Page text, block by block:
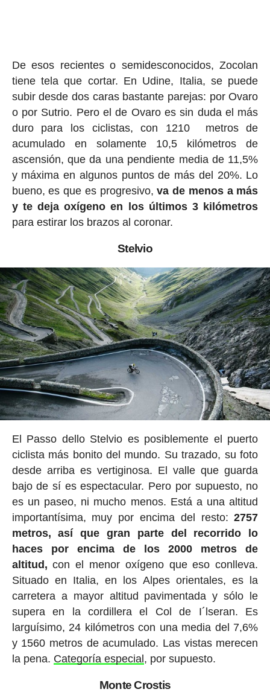
De esos recientes o semidesconocidos, Zocolan
tiene tela que cortar. En Udine, Italia, se puede
subir desde dos caras bastante parejas: por Ovaro
o por Sutrio. Pero el de Ovaro es sin duda el más
duro para los ciclistas, con 1210 metros de
acumulado en solamente 10,5 kilómetros de
ascensión, que da una pendiente media de 11,5%
y máxima en algunos puntos de más del 20%. Lo
bueno, es que es progresivo,va de menos a más
y te deja oxígeno en los últimos 3 kilómetros
para estirar los brazos al coronar.
Stelvio
El Passo dello Stelvio es posiblemente el puerto
ciclista más bonito del mundo. Su trazado, su foto
desde arriba es vertiginosa. El valle que guarda
bajo de sí es espectacular. Pero por supuesto, no
es un paseo, ni mucho menos. Está a una altitud
importantísima, muy por encima del resto:2757
metros, así que gran parte del recorrido lo
haces por encima de los 2000 metros de
altitud, con el menor oxígeno que eso conlleva.
Situado en Italia, en los Alpes orientales, es la
carretera a mayor altitud pavimentada y sólo le
supera en la cordillera el Col de I´lseran. Es
larguísimo, 24 kilómetros con una media del 7,6%
y 1560 metros de acumulado. Las vistas merecen
la pena. Categoría especial, por supuesto.
Monte Crostis